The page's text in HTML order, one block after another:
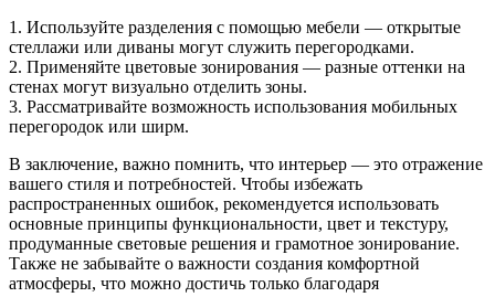
1. Используйте разделения с помощью мебели — открытые
стеллажи или диваны могут служить перегородками.
2. Применяйте цветовые зонирования — разные оттенки на
стенах могут визуально отделить зоны.
3. Рассматривайте возможность использования мобильных
перегородок или ширм.
В заключение, важно помнить, что интерьер — это отражение
вашего стиля и потребностей. Чтобы избежать
распространенных ошибок, рекомендуется использовать
основные принципы функциональности, цвет и текстуру,
продуманные световые решения и грамотное зонирование.
Также не забывайте о важности создания комфортной
атмосферы, что можно достичь только благодаря